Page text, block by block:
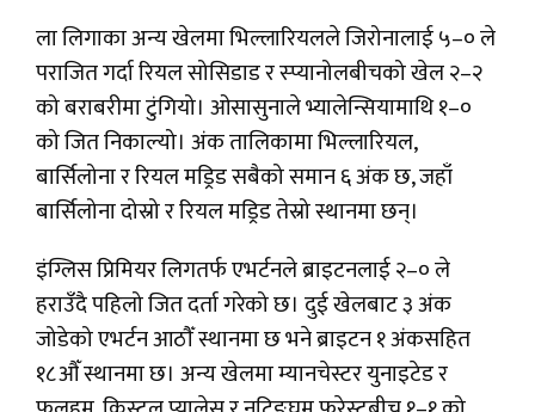
ला लिगाका अन्य खेलमा भिल्लारियलले जिरोनालाई ५–० ले
पराजित गर्दा रियल सोसिडाड र स्प्यानोलबीचको खेल २–२
को बराबरीमा टुंगियो। ओसासुनाले भ्यालेन्सियामाथि १–०
को जित निकाल्यो। अंक तालिकामा भिल्लारियल,
बार्सिलोना र रियल मड्रिड सबैको समान ६ अंक छ, जहाँ
बार्सिलोना दोस्रो र रियल मड्रिड तेस्रो स्थानमा छन्।
इंग्लिस प्रिमियर लिगतर्फ एभर्टनले ब्राइटनलाई २–० ले
हराउँदै पहिलो जित दर्ता गरेको छ। दुई खेलबाट ३ अंक
जोडेको एभर्टन आठौँ स्थानमा छ भने ब्राइटन १ अंकसहित
१८औँ स्थानमा छ। अन्य खेलमा म्यानचेस्टर युनाइटेड र